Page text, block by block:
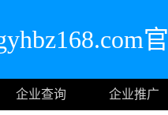
企业查询 企业推广